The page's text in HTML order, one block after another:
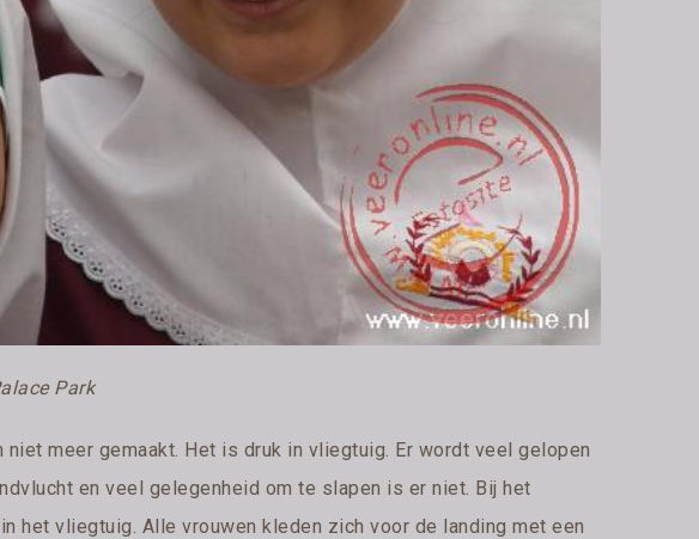
Park
meer gemaakt. Het is druk in vliegtuig. Er wordt veel gelopen
en veel gelegenheid om te slapen is er niet. Bij het
het vliegtuig. Alle vrouwen kleden zich voor de landing met een